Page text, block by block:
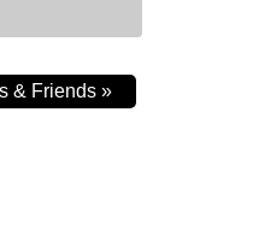
& Friends »